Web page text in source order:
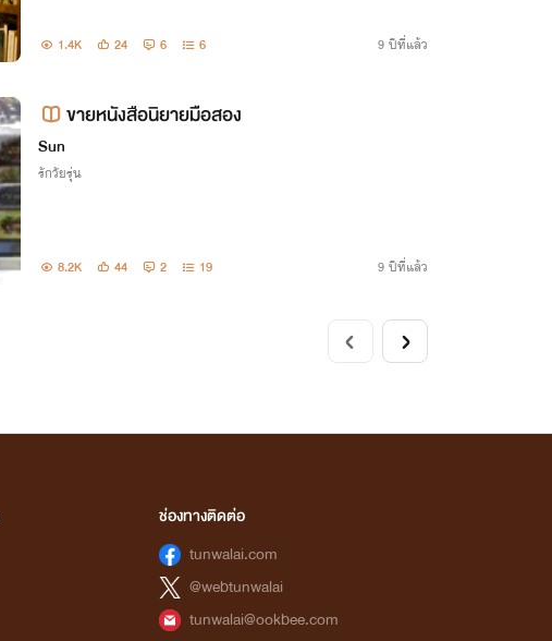
1.4K 24 6 6 9 ปีที่แล้ว
ขายหนังสือนิยายมือสอง
Sun
รักวัยรุ่น
8.2K 44 2 19 9 ปีที่แล้ว
ช่องทางติดต่อ
tunwalai.com
@webtunwalai
tunwalai@ookbee.com